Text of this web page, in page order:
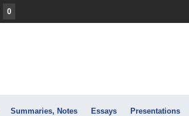
0
Summaries, Notes Essays Presentations